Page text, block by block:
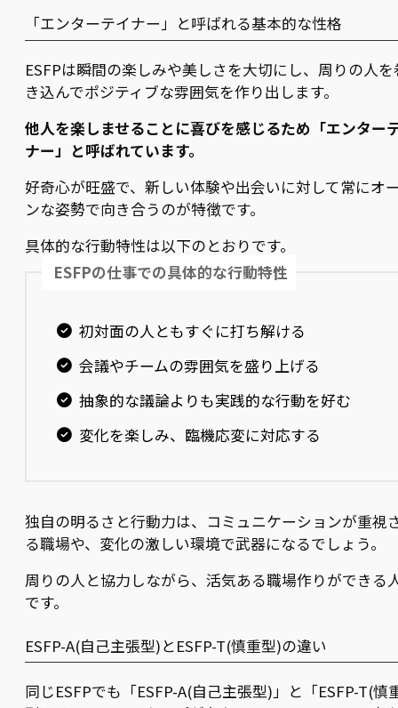
「エンターテイナー」と呼ばれる基本的な性格
ESFPは瞬間の楽しみや美しさを大切にし、周りの人を
き込んでポジティブな雰囲気を作り出します。
他人を楽しませることに喜びを感じるため「エンター
ナー」と呼ばれています。
好奇心が旺盛で、新しい体験や出会いに対して常にオ
ンな姿勢で向き合うのが特徴です。
具体的な行動特性は以下のとおりです。
ESFPの仕事での具体的な行動特性
初対面の人ともすぐに打ち解ける
会議やチームの雰囲気を盛り上げる
抽象的な議論よりも実践的な行動を好む
変化を楽しみ、臨機応変に対応する
独自の明るさと行動力は、コミュニケーションが重視
る職場や、変化の激しい環境で武器になるでしょう。
周りの人と協力しながら、活気ある職場作りができる
です。
ESFP-A(自己主張型)とESFP-T(慎重型)の違い
同じESFPでも「ESFP-A(自己主張型)」と「ESFP-T(慎